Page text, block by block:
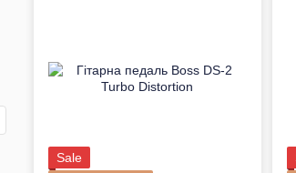
Sale